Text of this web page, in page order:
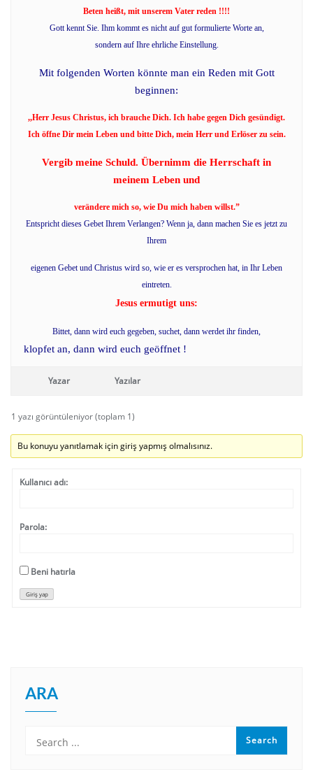
Beten heißt, mit unserem Vater reden !!!!
Gott kennt Sie. Ihm kommt es nicht auf gut formulierte Worte an,
sondern auf Ihre ehrliche Einstellung.
Mit folgenden Worten könnte man ein Reden mit Gott
beginnen:
,,Herr Jesus Christus, ich brauche Dich. Ich habe gegen Dich gesündigt.
Ich öffne Dir mein Leben und bitte Dich, mein Herr und Erlöser zu sein.
Vergib meine Schuld. Übernimm die Herrschaft in
meinem Leben und
verändere mich so, wie Du mich haben willst.”
Entspricht dieses Gebet Ihrem Verlangen? Wenn ja, dann machen Sie es jetzt zu
Ihrem
eigenen Gebet und Christus wird so, wie er es versprochen hat, in Ihr Leben
eintreten.
Jesus ermutigt uns:
Bittet, dann wird euch gegeben, suchet, dann werdet ihr finden,
klopfet an, dann wird euch geöffnet !
Yazar Yazılar
1 yazı görüntüleniyor (toplam 1)
Bu konuyu yanıtlamak için giriş yapmış olmalısınız.
Kullanıcı adı:
Parola:
Beni hatırla
Giriş yap
ARA